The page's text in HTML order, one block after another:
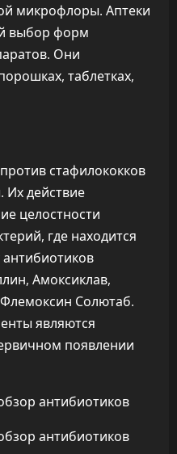
микрофлоры. Аптеки
выбор форм
Они
таблетках,
стафилококков
действие
целостности
где находится
Амоксиклав,
Солютаб.
являются
появлении